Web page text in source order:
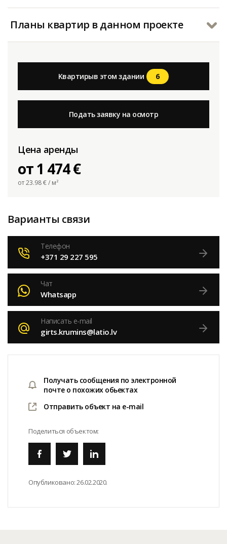
Планы квартир в данном проекте
Kвартирыв этом здании 6
Подать заявку на осмотр
Цена аренды
от 1 474 €
от 23.98€ / м²
Варианты связи
Телефон
+371 29 227 595
Чат
Whatsapp
Написать e-mail
girts.krumins@latio.lv
Получать сообщения по электронной
почте о похожих обьектах
Отправить объект на e-mail
Поделиться объектом:
Опубликовано:26.02.2020.